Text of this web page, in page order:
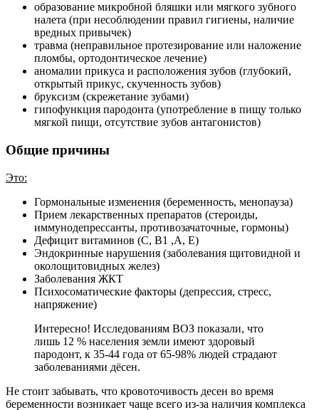
образование микробной бляшки или мягкого зубного
налета (при несоблюдении правил гигиены, наличие
вредных привычек)
травма (неправильное протезирование или наложение
пломбы, ортодонтическое лечение)
аномалии прикуса и расположения зубов (глубокий,
открытый прикус, скученность зубов)
бруксизм (скрежетание зубами)
гипофункция пародонта (употребление в пищу только
мягкой пищи, отсутствие зубов антагонистов)
Общие причины
Это:
Гормональные изменения (беременность, менопауза)
Прием лекарственных препаратов (стероиды,
иммунодепрессанты, противозачаточные, гормоны)
Дефицит витаминов (С, В1 ,А, Е)
Эндокринные нарушения (заболевания щитовидной и
околощитовидных желез)
Заболевания ЖКТ
Психосоматические факторы (депрессия, стресс,
напряжение)
Интересно! Исследованиям ВОЗ показали, что
лишь 12 % населения земли имеют здоровый
пародонт, к 35-44 года от 65-98% людей страдают
заболеваниями дёсен.
Не стоит забывать, что кровоточивость десен во время
беременности возникает чаще всего из-за наличия комплекса